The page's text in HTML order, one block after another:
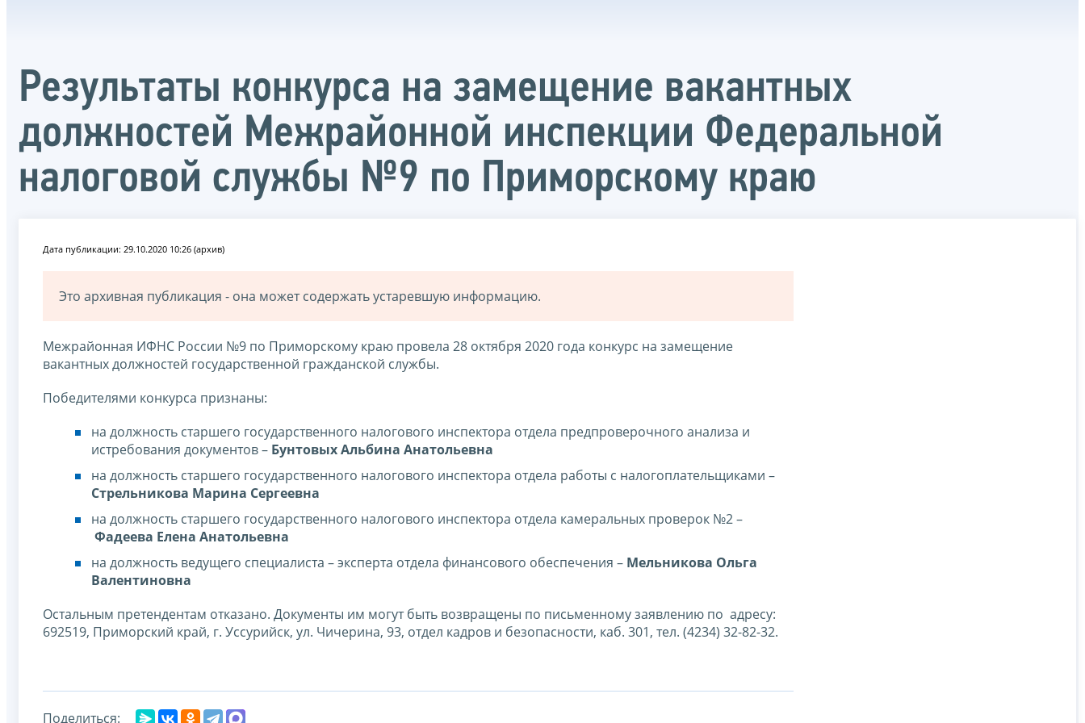
Результаты конкурса на замещение вакантных
должностей Межрайонной инспекции Федеральной
налоговой службы №9 по Приморскому краю
Дата публикации: 29.10.2020 10:26 (архив)
Это архивная публикация - она может содержать устаревшую информацию.
Межрайонная ИФНС России №9 по Приморскому краю провела 28 октября 2020 года конкурс на замещение
вакантных должностей государственной гражданской службы.
Победителями конкурса признаны:
на должность старшего государственного налогового инспектора отдела предпроверочного анализа и
истребования документов – Бунтовых Альбина Анатольевна
на должность старшего государственного налогового инспектора отдела работы с налогоплательщиками –
Стрельникова Марина Сергеевна
на должность старшего государственного налогового инспектора отдела камеральных проверок №2 –
Фадеева Елена Анатольевна
на должность ведущего специалиста – эксперта отдела финансового обеспечения – Мельникова Ольга
Валентиновна
Остальным претендентам отказано. Документы им могут быть возвращены по письменному заявлению по адресу:
692519, Приморский край, г. Уссурийск, ул. Чичерина, 93, отдел кадров и безопасности, каб. 301, тел. (4234) 32-82-32.
Поделиться: